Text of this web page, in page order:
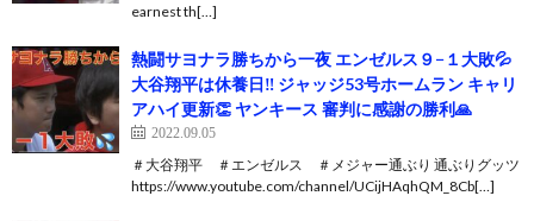
earnest th[…]
熱闘サヨナラ勝ちから一夜 エンゼルス９−１大敗💦
大谷翔平は休養日‼️ ジャッジ53号ホームラン キャリ
アハイ更新👏 ヤンキース 審判に感謝の勝利🙏
2022.09.05
＃大谷翔平 ＃エンゼルス ＃メジャー通ぶり 通ぶりグッツ
https://www.youtube.com/channel/UCijHAqhQM_8Cb[…]